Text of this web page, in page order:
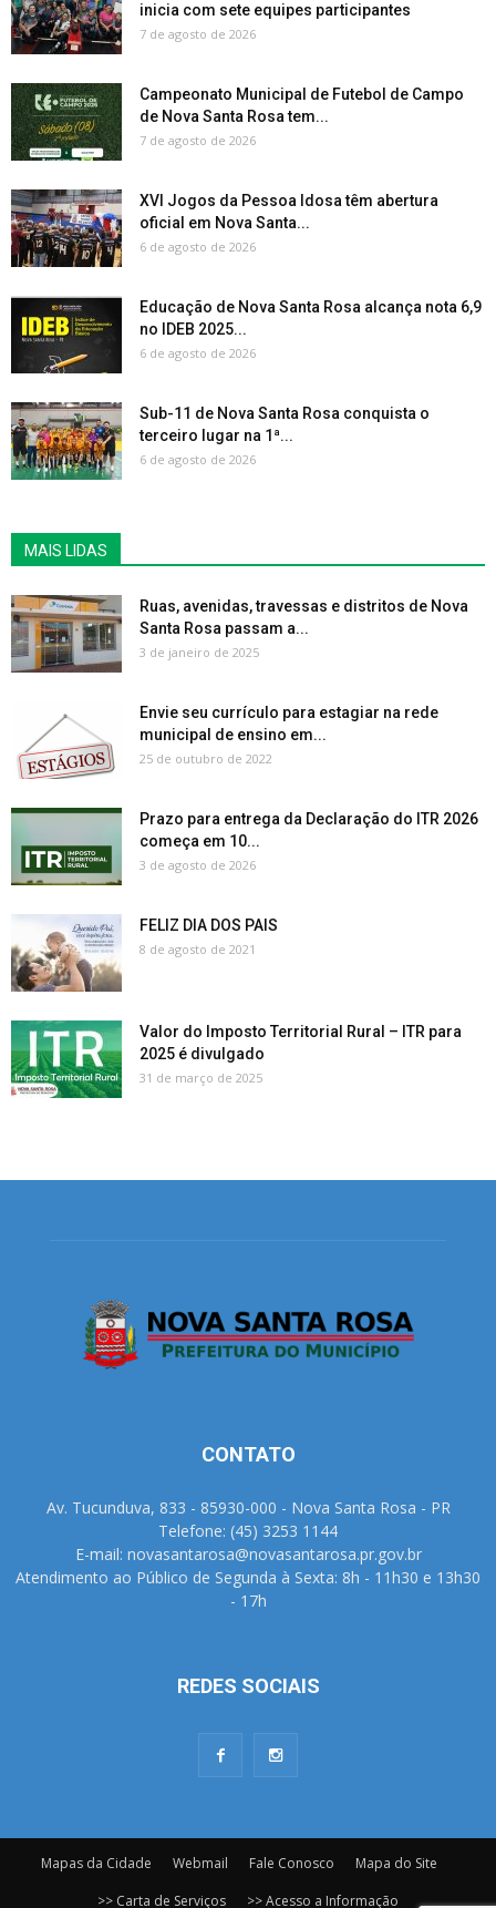
inicia com sete equipes participantes
7 de agosto de 2026
Campeonato Municipal de Futebol de Campo
de Nova Santa Rosa tem...
7 de agosto de 2026
XVI Jogos da Pessoa Idosa têm abertura
oficial em Nova Santa...
6 de agosto de 2026
Educação de Nova Santa Rosa alcança nota 6,9
no IDEB 2025...
6 de agosto de 2026
Sub-11 de Nova Santa Rosa conquista o
terceiro lugar na 1ª...
6 de agosto de 2026
MAIS LIDAS
Ruas, avenidas, travessas e distritos de Nova
Santa Rosa passam a...
3 de janeiro de 2025
Envie seu currículo para estagiar na rede
municipal de ensino em...
25 de outubro de 2022
Prazo para entrega da Declaração do ITR 2026
começa em 10...
3 de agosto de 2026
FELIZ DIA DOS PAIS
8 de agosto de 2021
Valor do Imposto Territorial Rural – ITR para
2025 é divulgado
31 de março de 2025
CONTATO
Av. Tucunduva, 833 - 85930-000 - Nova Santa Rosa - PR
Telefone: (45) 3253 1144
E-mail: novasantarosa@novasantarosa.pr.gov.br
Atendimento ao Público de Segunda à Sexta: 8h - 11h30 e 13h30
- 17h
REDES SOCIAIS
Mapas da Cidade Webmail Fale Conosco
Mapa do Site
>> Carta de Serviços
>> Acesso a Informação